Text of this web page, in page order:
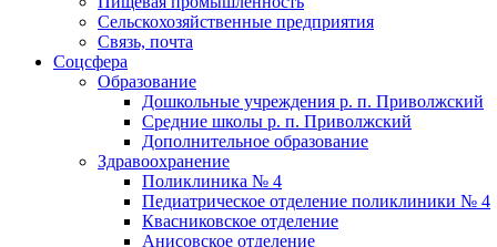
Сельскохозяйственные предприятия
Связь, почта
Соцсфера
Образование
Дошкольные учреждения р. п. Приволжский
Средние школы р. п. Приволжский
Дополнительное образование
Здравоохранение
Поликлиника № 4
Педиатрическое отделение поликлиники № 4
Квасниковское отделение
Анисовское отделение